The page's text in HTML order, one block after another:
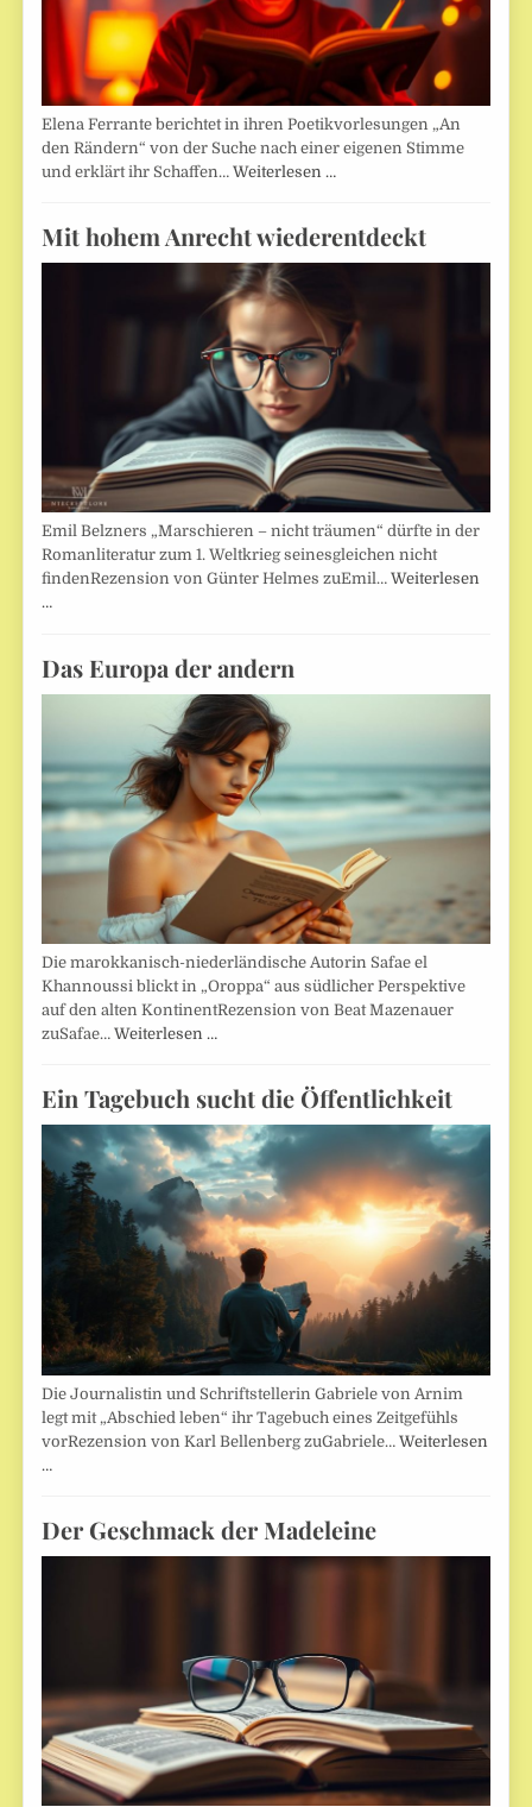
Elena Ferrante berichtet in ihren Poetikvorlesungen „An
den Rändern“ von der Suche nach einer eigenen Stimme
und erklärt ihr Schaffen…Weiterlesen …
Mit hohem Anrecht wiederentdeckt
Emil Belzners „Marschieren – nicht träumen“ dürfte in der
Romanliteratur zum 1. Weltkrieg seinesgleichen nicht
findenRezension von Günter Helmes zuEmil…Weiterlesen
…
Das Europa der andern
Die marokkanisch-niederländische Autorin Safae el
Khannoussi blickt in „Oroppa“ aus südlicher Perspektive
auf den alten KontinentRezension von Beat Mazenauer
zuSafae…Weiterlesen …
Ein Tagebuch sucht die Öffentlichkeit
Die Journalistin und Schriftstellerin Gabriele von Arnim
legt mit „Abschied leben“ ihr Tagebuch eines Zeitgefühls
vorRezension von Karl Bellenberg zuGabriele…Weiterlesen
…
Der Geschmack der Madeleine